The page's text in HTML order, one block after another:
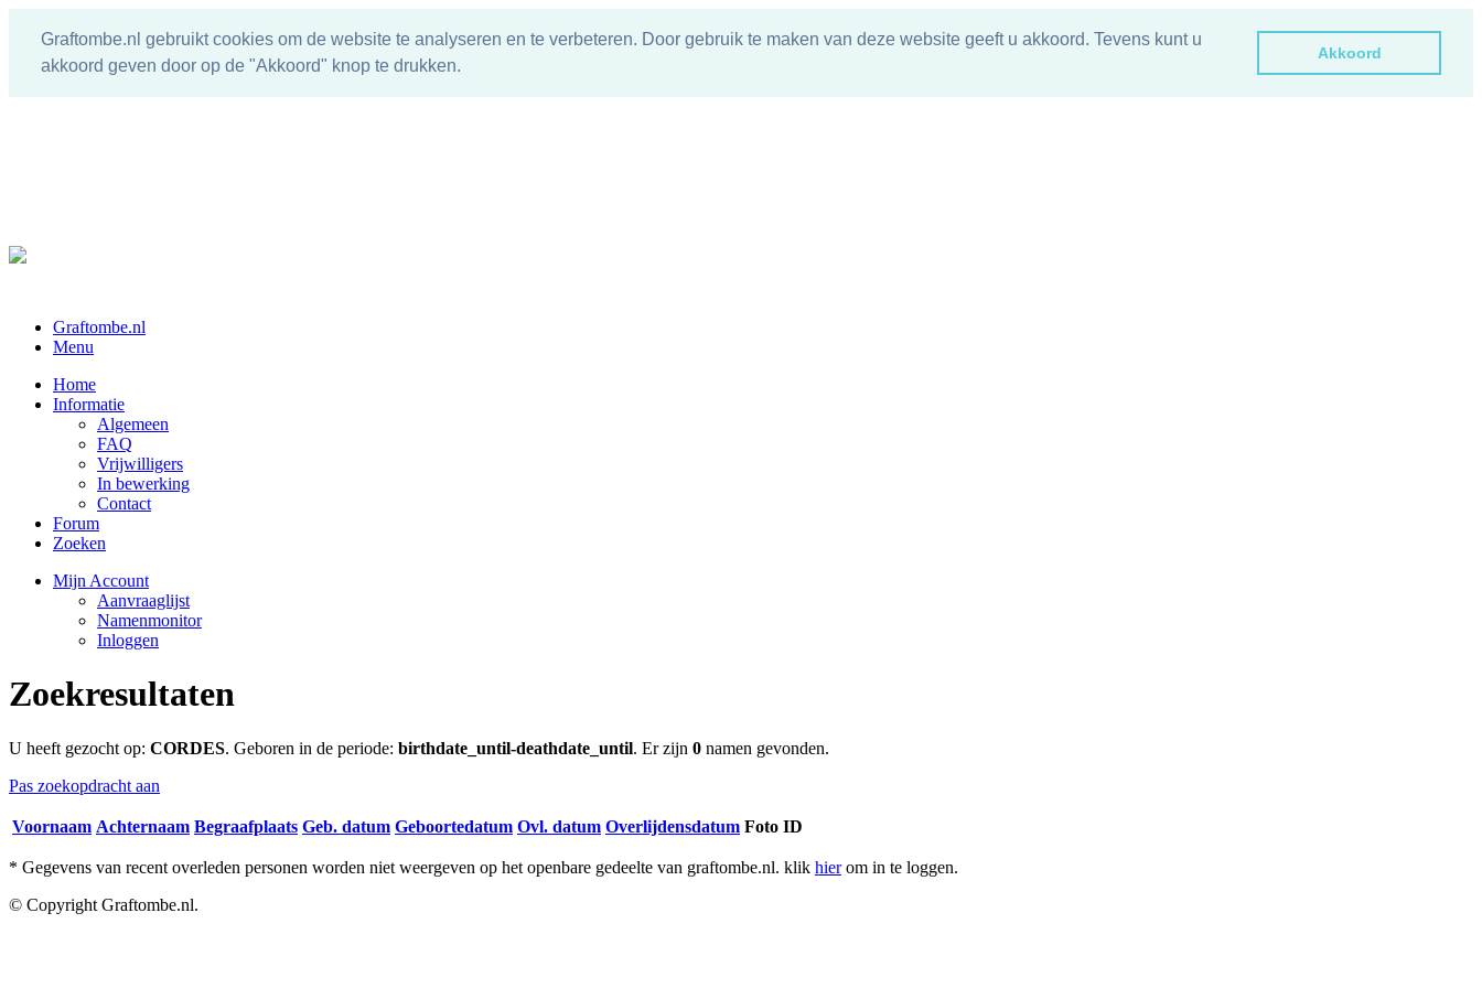
Graftombe.nl gebruikt cookies om de website te analyseren en te verbeteren. Door gebruik te maken van deze website geeft u akkoord. Tevens kunt u
akkoord geven door op de "Akkoord" knop te drukken.
Akkoord
Graftombe.nl
Menu
Home
Informatie
Algemeen
FAQ
Vrijwilligers
In bewerking
Contact
Forum
Zoeken
Mijn Account
Aanvraaglijst
Namenmonitor
Inloggen
Zoekresultaten
U heeft gezocht op: CORDES. Geboren in de periode: birthdate_until-deathdate_until. Er zijn 0 namen gevonden.
Pas zoekopdracht aan
Voornaam Achternaam Begraafplaats Geb. datum Geboortedatum Ovl. datum Overlijdensdatum Foto ID
* Gegevens van recent overleden personen worden niet weergeven op het openbare gedeelte van graftombe.nl. klik hierom in te loggen.
© Copyright Graftombe.nl.